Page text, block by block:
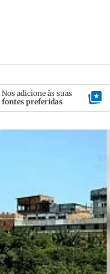
Nos adicione às suas
fontes preferidas